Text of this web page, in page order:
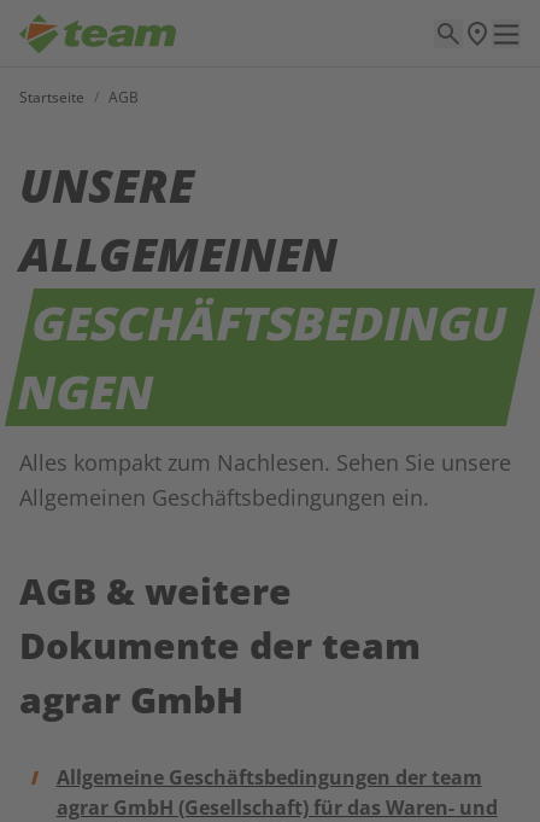
Startseite / AGB
UNSERE
ALLGEMEINEN
GESCHÄFTSBEDINGU
NGEN
Alles kompakt zum Nachlesen. Sehen Sie unsere
Allgemeinen Geschäftsbedingungen ein.
AGB & weitere
Dokumente der team
agrar GmbH
Allgemeine Geschäftsbedingungen der team
agrar GmbH (Gesellschaft) für das Waren- und